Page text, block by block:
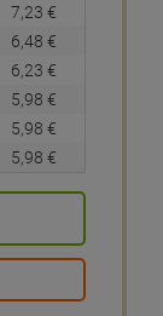
7, 23 €
6, 48 €
6, 23 €
5, 98 €
5, 98 €
5, 98 €